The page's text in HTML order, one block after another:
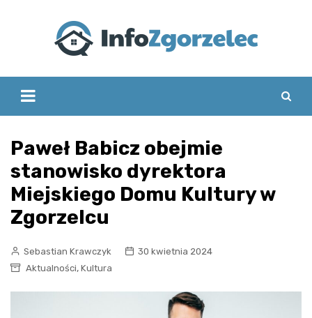
Paweł Babicz obejmie
stanowisko dyrektora
Miejskiego Domu Kultury w
Zgorzelcu
Sebastian Krawczyk
30 kwietnia 2024
Aktualności, Kultura